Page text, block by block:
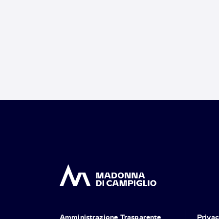
Amministrazione Trasparente